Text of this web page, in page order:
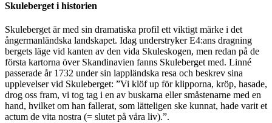
Skuleberget i historien
Skuleberget är med sin dramatiska profil ett viktigt märke i det
ångermanländska landskapet. Idag understryker E4:ans dragning
bergets läge vid kanten av den vida Skuleskogen, men redan på de
första kartorna över Skandinavien fanns Skuleberget med. Linné
passerade år 1732 under sin lappländska resa och beskrev sina
upplevelser vid Skuleberget: ”Vi klöf up för klipporna, kröp, hasade,
drog oss fram, vi tog tag i en av buskarna eller småstenarne med en
hand, hvilket om han fallerat, som lätteligen ske kunnat, hade varit et
actum de vita nostra (= slutet på våra liv).”.